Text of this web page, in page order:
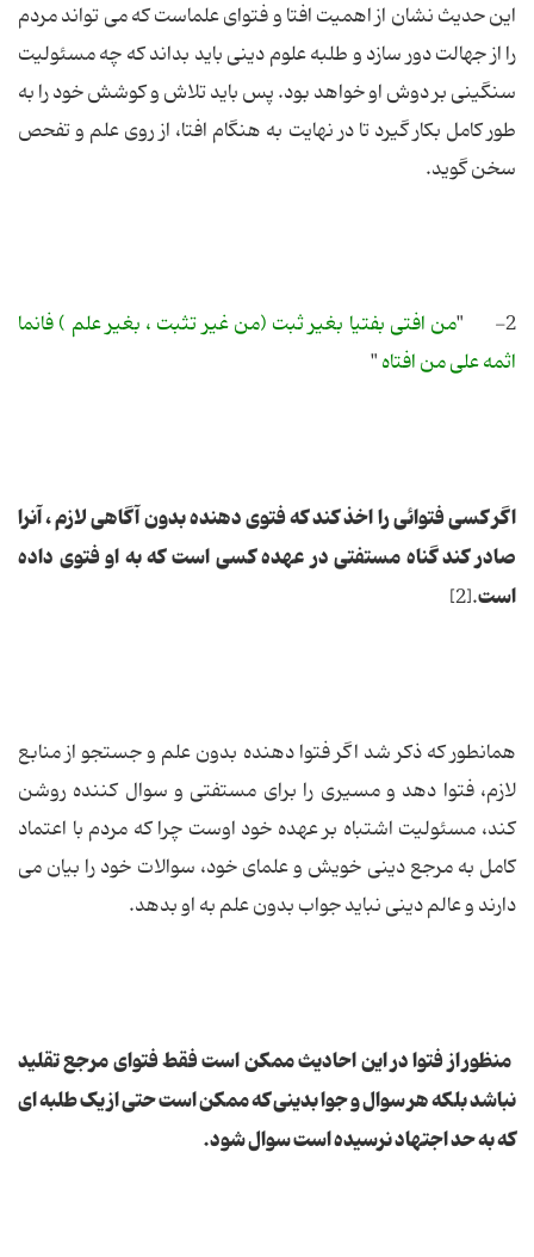
این حدیث نشان از اهمیت افتا و فتوای علماست که می تواند مردم
را از جهالت دور سازد و طلبه علوم دینی باید بداند که چه مسئولیت
سنگینی بر دوش او خواهد بود. پس باید تلاش و کوشش خود را به
طور کامل بکار گیرد تا در نهایت به هنگام افتا، از روی علم و تفحص
سخن گوید.
2- "
من افتى بفتیا بغیر ثبت (من غیر تثبت ، بغیر علم ) فانما
اثمه على من افتاه"
اگر كسى فتوائى را اخذ كند كه فتوى دهنده بدون آگاهى لازم ، آنرا
صادر كند گناه مستفتى در عهده كسى است كه به او فتوى داده
است.[2]
همانطور که ذکر شد اگر فتوا دهنده بدون علم و جستجو از منابع
لازم، فتوا دهد و مسیری را برای مستفتی و سوال کننده روشن
کند، مسئولیت اشتباه بر عهده خود اوست چرا که مردم با اعتماد
کامل به مرجع دینی خویش و علمای خود، سوالات خود را بیان می
دارند و عالم دینی نباید جواب بدون علم به او بدهد.
منظور از فتوا در این احادیث ممکن است فقط فتوای مرجع تقلید
نباشد بلکه هر سوال و جوا بدینی که ممکن است حتی از یک طلبه ای
که به حد اجتهاد نرسیده است سوال شود.